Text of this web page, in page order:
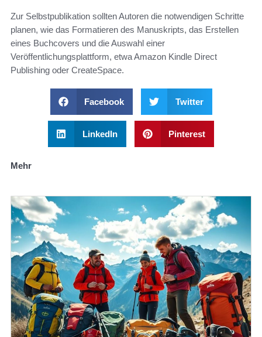
Zur Selbstpublikation sollten Autoren die notwendigen Schritte
planen, wie das Formatieren des Manuskripts, das Erstellen
eines Buchcovers und die Auswahl einer
Veröffentlichungsplattform, etwa Amazon Kindle Direct
Publishing oder CreateSpace.
Facebook Twitter
LinkedIn Pinterest
Mehr